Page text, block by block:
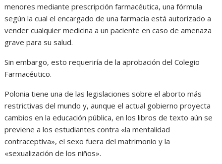
menores mediante prescripción farmacéutica, una fórmula
según la cual el encargado de una farmacia está autorizado a
vender cualquier medicina a un paciente en caso de amenaza
grave para su salud.
Sin embargo, esto requeriría de la aprobación del Colegio
Farmacéutico.
Polonia tiene una de las legislaciones sobre el aborto más
restrictivas del mundo y, aunque el actual gobierno proyecta
cambios en la educación pública, en los libros de texto aún se
previene a los estudiantes contra «la mentalidad
contraceptiva», el sexo fuera del matrimonio y la
«sexualización de los niños».